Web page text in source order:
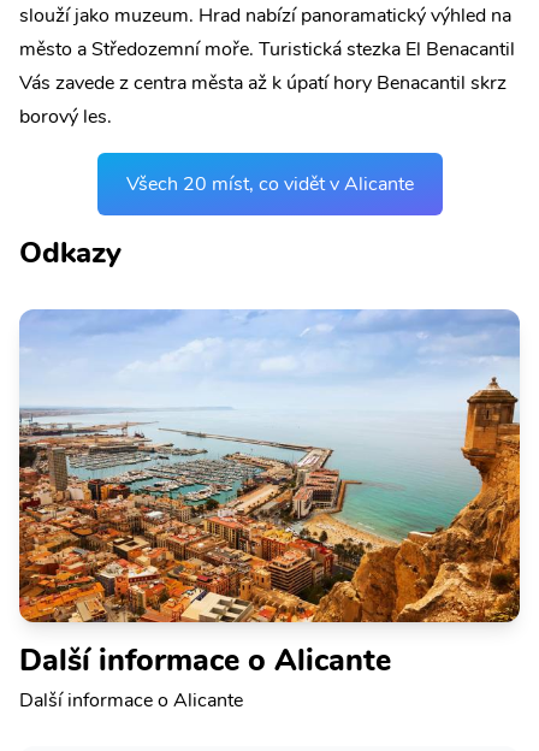
slouží jako muzeum. Hrad nabízí panoramatický výhled na
město a Středozemní moře. Turistická stezka El Benacantil
Vás zavede z centra města až k úpatí hory Benacantil skrz
borový les.
Všech 20 míst, co vidět v Alicante
Odkazy
Další informace o Alicante
Další informace o Alicante